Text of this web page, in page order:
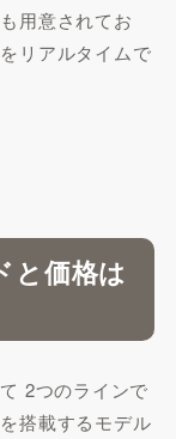
用意されてお
リアルタイムで
と価格は
2つのラインで
搭載するモデル